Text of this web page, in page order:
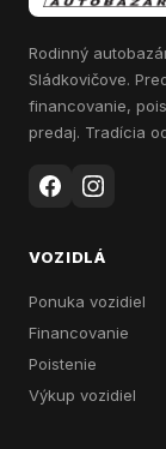
Rodinný
Sládkovičove.
financovanie,
predaj. Tradícia
VOZIDLÁ
Ponuka vozidiel
Financovanie
Poistenie
Výkup vozidiel